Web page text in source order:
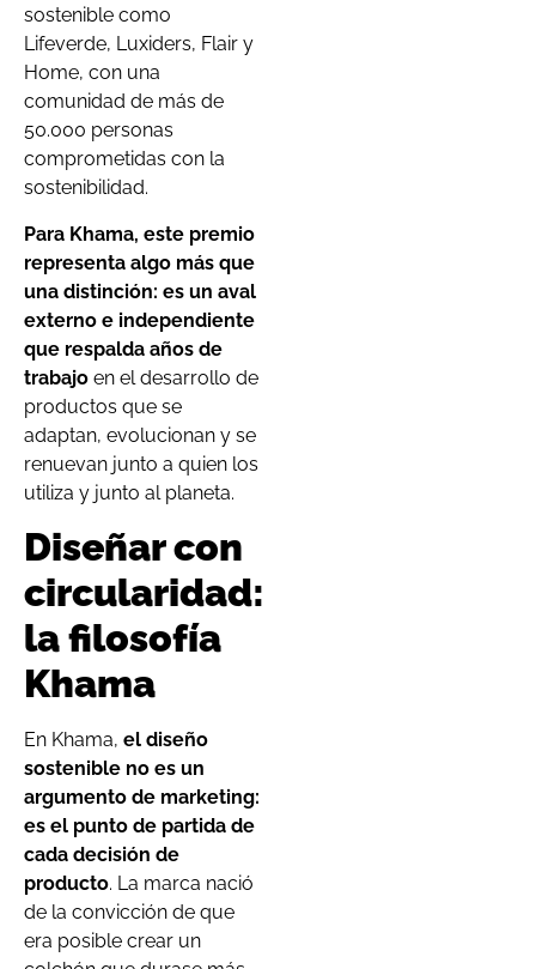
sostenible como
Lifeverde, Luxiders, Flair y
Home, con una
comunidad de más de
50.000 personas
comprometidas con la
sostenibilidad.
Para Khama, este premio
representa algo más que
una distinción: es un aval
externo e independiente
que respalda años de
trabajo en el desarrollo de
productos que se
adaptan, evolucionan y se
renuevan junto a quien los
utiliza y junto al planeta.
Diseñar con
circularidad:
la filosofía
Khama
En Khama, el diseño
sostenible no es un
argumento de marketing:
es el punto de partida de
cada decisión de
producto. La marca nació
de la convicción de que
era posible crear un